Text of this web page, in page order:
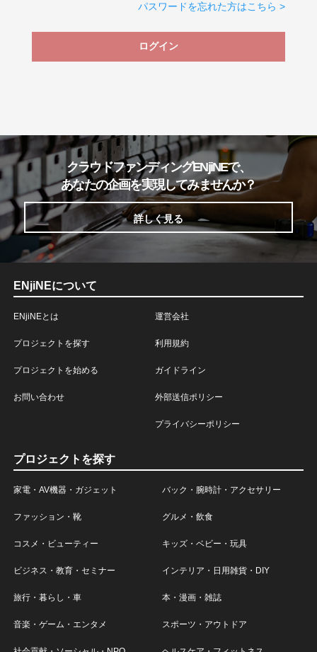
パスワードを忘れた方はこちら >
ログイン
クラウドファンディングENjiNEで、
あなたの企画を実現してみませんか？
詳しく見る
ENjiNEについて
ENjiNEとは
プロジェクトを探す
プロジェクトを始める
お問い合わせ
運営会社
利用規約
ガイドライン
外部送信ポリシー
プライバシーポリシー
プロジェクトを探す
家電・AV機器・ガジェット バック・腕時計・アクセサリー
ファッション・靴 グルメ・飲食
コスメ・ビューティー キッズ・ベビー・玩具
ビジネス・教育・セミナー インテリア・日用雑貨・DIY
旅行・暮らし・車 本・漫画・雑誌
音楽・ゲーム・エンタメ スポーツ・アウトドア